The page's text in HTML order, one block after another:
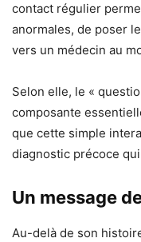
contact régulier
anormales, de poser
vers un médecin au
Selon elle, le «
composante
que cette simple
diagnostic précoce
Un message
Au-delà de son